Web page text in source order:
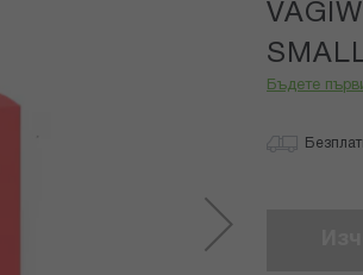
Бъдете